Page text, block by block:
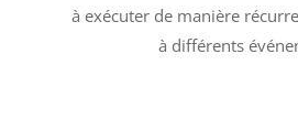
à exécuter de manière
à différents